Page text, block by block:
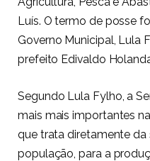
Luís. O termo de posse
Governo Municipal, Lula
prefeito Edivaldo
Segundo Lula Fylho, a
mais mais importantes
que trata diretamente da
população, para a